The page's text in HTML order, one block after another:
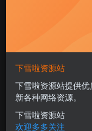
OneDown一款面向个
资源下载、技术教程
讯类站点的
付费资源 ￥0.01
下雪啦资源站
下雪啦资源站提供
新各种网络资源。
下雪啦资源站
欢迎多多关注